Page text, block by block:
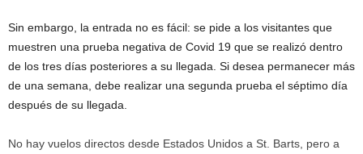
Sin embargo, la entrada no es fácil: se pide a los visitantes que
muestren una prueba negativa de Covid 19 que se realizó dentro
de los tres días posteriores a su llegada. Si desea permanecer más
de una semana, debe realizar una segunda prueba el séptimo día
después de su llegada.
No hay vuelos directos desde Estados Unidos a St. Barts, pero a